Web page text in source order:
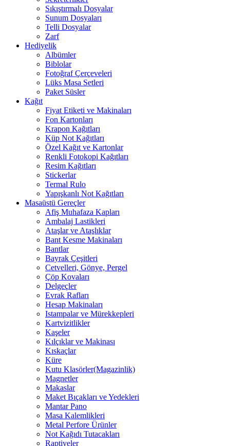
Sıkıştırmalı Dosyalar
Sunum Dosyaları
Telli Dosyalar
Zarf
Hediyelik
Albümler
Biblolar
Fotoğraf Çerçeveleri
Lüks Masa Setleri
Paket Süsler
Kağıt
Fiyat Etiketi ve Makinaları
Fon Kartonları
Krapon Kağıtları
Küp Not Kağıtları
Özel Kağıt ve Kartonlar
Renkli Fotokopi Kağıtları
Resim Kağıtları
Stickerlar
Termal Rulo
Yapışkanlı Not Kağıtları
Masaüstü Gereçler
Afiş Muhafaza Kapları
Ambalaj Lastikleri
Ataşlar ve Ataşlıklar
Bant Kesme Makinaları
Bantlar
Bayrak Çeşitleri
Cetvelleri, Gönye, Pergel
Çöp Kovaları
Delgeçler
Evrak Rafları
Hesap Makinaları
Istampalar ve Mürekkepleri
Kartvizitlikler
Kaşeler
Kılçıklar ve Makinası
Kıskaçlar
Küre
Kutu Klasörler(Magazinlik)
Magnetler
Makaslar
Maket Bıçakları ve Yedekleri
Mantar Pano
Masa Kalemlikleri
Metal Perfore Ürünler
Not Kağıdı Tutacakları
Raptiyeler